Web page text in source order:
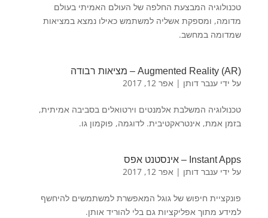
טכנולוגיה המבצעת החלפה של העולם האמיתי בעולם
מדומה, ומספקת אשליה למשתמש כאילו נמצא במציאות
שמדומה במחשב.
(Augmented Reality (AR – מציאות רבודה
על ידי ענבר דותן | אפר 12, 2017
טכנולוגיה המשלבת אלמנטים וירטואלים בסביבה אמיתית,
בזמן אמת, אינטראקטיבית. לדוגמה, פוקמון גו.
Instant Apps – אינסטנט אפס
על ידי ענבר דותן | אפר 12, 2017
פונקציית חיפוש של גוגל המאפשרת למשתמשים להיחשף
למידע מתוך אפליקציות גם בלי להוריד אותן.